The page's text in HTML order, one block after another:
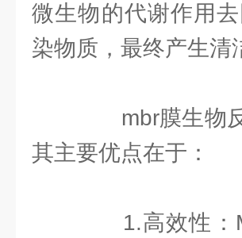
微生物的代谢作用
染物质，最终产生清
mbr膜生物反
其主要优点在于：
1.高效性：